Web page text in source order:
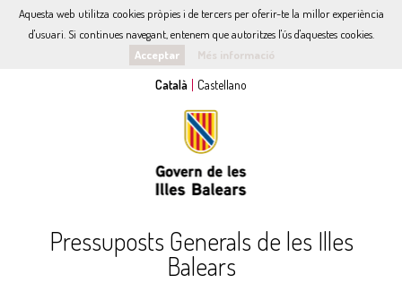
Aquesta web utilitza cookies pròpies i de tercers per oferir-te la millor experiència
d'usuari. Si continues navegant, entenem que autoritzes l'ús d'aquestes cookies.
Acceptar
Més informació
Pressuposts Generals de les Illes
Balears